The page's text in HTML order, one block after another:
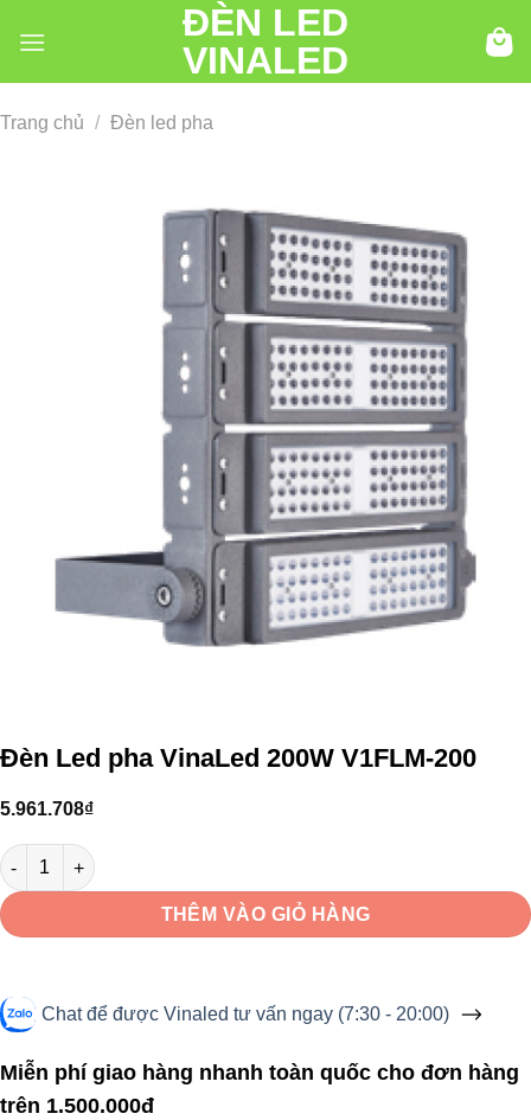
đến
ĐÈN LED
VINALED
Trang chủ / Đèn led pha
Đèn Led pha VinaLed 200W V1FLM-200
5.961.708₫
Đèn Led pha VinaLed 200W V1FLM-200 số lượng
THÊM VÀO GIỎ HÀNG
Chat để được Vinaled tư vấn ngay (7:30 - 20:00)
Miễn phí giao hàng nhanh toàn quốc cho đơn hàng
trên 1.500.000đ